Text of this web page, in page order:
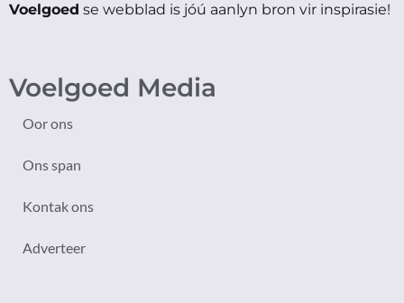
Voelgoed se webblad is jóú aanlyn bron vir inspirasie!
Voelgoed Media
Oor ons
Ons span
Kontak ons
Adverteer